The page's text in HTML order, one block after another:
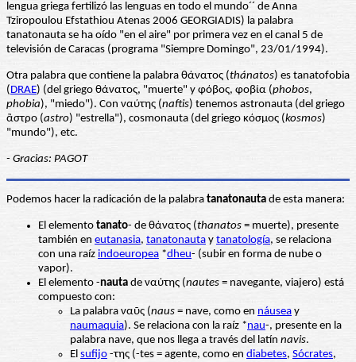
lengua griega fertilizó las lenguas en todo el mundo´´ de Anna
Tziropoulou Efstathiou Atenas 2006 GEORGIADIS) la palabra
tanatonauta se ha oído "en el aire" por primera vez en el canal 5 de
televisión de Caracas (programa "Siempre Domingo", 23/01/1994).
Otra palabra que contiene la palabra θάνατος (thánatos) es tanatofobia
(DRAE) (del griego θάνατος, "muerte" y φόβος, φοβία (phobos,
phobia), "miedo"). Con ναύτης (naftis) tenemos astronauta (del griego
ἂστρο (astro) "estrella"), cosmonauta (del griego κόσμος (kosmos)
"mundo"), etc.
- Gracias: PAGOT
Podemos hacer la radicación de la palabra tanatonauta de esta manera:
El elemento tanato- de θάνατος (thanatos = muerte), presente
también en eutanasia, tanatonauta y tanatología, se relaciona
con una raíz indoeuropea *dheu- (subir en forma de nube o
vapor).
El elemento -nauta de ναύτης (nautes = navegante, viajero) está
compuesto con:
La palabra ναῦς (naus = nave, como en náusea y
naumaquia). Se relaciona con la raíz *nau-, presente en la
palabra nave, que nos llega a través del latín navis.
El sufijo -της (-tes = agente, como en diabetes, Sócrates,